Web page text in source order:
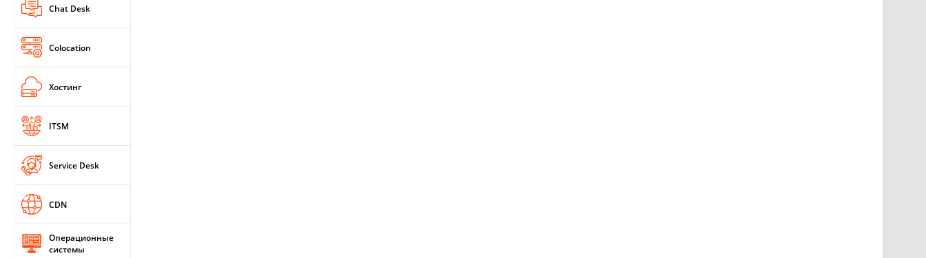
Chat Desk
Colocation
Хостинг
ITSM
Service Desk
CDN
Операционные
системы